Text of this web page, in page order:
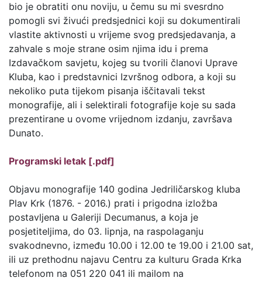
bio je obratiti onu noviju, u čemu su mi svesrdno
pomogli svi živući predsjednici koji su dokumentirali
vlastite aktivnosti u vrijeme svog predsjedavanja, a
zahvale s moje strane osim njima idu i prema
Izdavačkom savjetu, kojeg su tvorili članovi Uprave
Kluba, kao i predstavnici Izvršnog odbora, a koji su
nekoliko puta tijekom pisanja iščitavali tekst
monografije, ali i selektirali fotografije koje su sada
prezentirane u ovome vrijednom izdanju, završava
Dunato.
Programski letak [.pdf]
Objavu monografije 140 godina Jedriličarskog kluba
Plav Krk (1876. - 2016.) prati i prigodna izložba
postavljena u Galeriji Decumanus, a koja je
posjetiteljima, do 03. lipnja, na raspolaganju
svakodnevno, između 10.00 i 12.00 te 19.00 i 21.00 sat,
ili uz prethodnu najavu Centru za kulturu Grada Krka
telefonom na 051 220 041 ili mailom na